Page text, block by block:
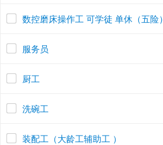
数控磨床操作工 可学徒 单休（五险）
服务员
厨工
洗碗工
装配工（大龄工辅助工 ）